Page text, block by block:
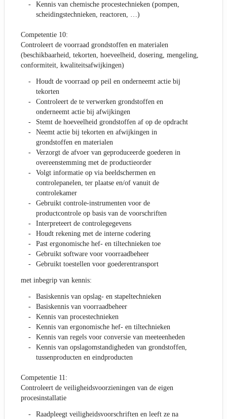
Kennis van chemische procestechnieken (pompen,
scheidingstechnieken, reactoren, …)
Competentie 10:
Controleert de voorraad grondstoffen en materialen
(beschikbaarheid, tekorten, hoeveelheid, dosering, mengeling,
conformiteit, kwaliteitsafwijkingen)
Houdt de voorraad op peil en onderneemt actie bij
tekorten
Controleert de te verwerken grondstoffen en
onderneemt actie bij afwijkingen
Stemt de hoeveelheid grondstoffen af op de opdracht
Neemt actie bij tekorten en afwijkingen in
grondstoffen en materialen
Verzorgt de afvoer van geproduceerde goederen in
overeenstemming met de productieorder
Volgt informatie op via beeldschermen en
controlepanelen, ter plaatse en/of vanuit de
controlekamer
Gebruikt controle-instrumenten voor de
productcontrole op basis van de voorschriften
Interpreteert de controlegegevens
Houdt rekening met de interne codering
Past ergonomische hef- en tiltechnieken toe
Gebruikt software voor voorraadbeheer
Gebruikt toestellen voor goederentransport
met inbegrip van kennis:
Basiskennis van opslag- en stapeltechnieken
Basiskennis van voorraadbeheer
Kennis van procestechnieken
Kennis van ergonomische hef- en tiltechnieken
Kennis van regels voor conversie van meeteenheden
Kennis van opslagomstandigheden van grondstoffen,
tussenproducten en eindproducten
Competentie 11:
Controleert de veiligheidsvoorzieningen van de eigen
procesinstallatie
Raadpleegt veiligheidsvoorschriften en leeft ze na